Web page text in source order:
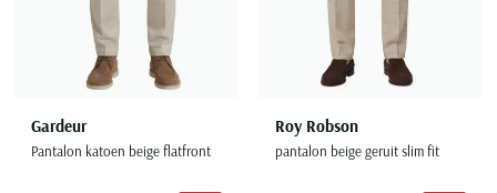
Gardeur
Pantalon katoen beige flatfront
Roy Robson
pantalon beige geruit slim fit